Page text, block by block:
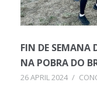
FIN DE SEMANA
NA POBRA DO
26 APRIL 2024 /